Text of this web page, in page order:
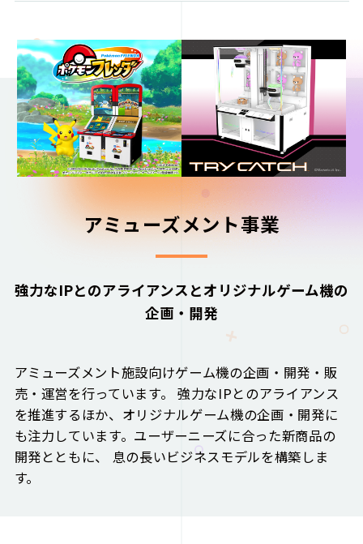
アミューズメント事業
強力なIPとのアライアンスとオリジナルゲーム機の
企画・開発
アミューズメント施設向けゲーム機の企画・開発・販
売・運営を行っています。 強力なIPとのアライアンス
を推進するほか、オリジナルゲーム機の企画・開発に
も注力しています。ユーザーニーズに合った新商品の
開発とともに、 息の長いビジネスモデルを構築しま
す。